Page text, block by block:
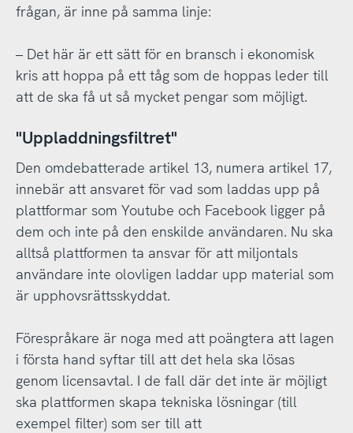
frågan, är inne på samma linje:
– Det här är ett sätt för en bransch i ekonomisk
kris att hoppa på ett tåg som de hoppas leder till
att de ska få ut så mycket pengar som möjligt.
"Uppladdningsfiltret"
Den omdebatterade artikel 13, numera artikel 17,
innebär att ansvaret för vad som laddas upp på
plattformar som Youtube och Facebook ligger på
dem och inte på den enskilde användaren. Nu ska
alltså plattformen ta ansvar för att miljontals
användare inte olovligen laddar upp material som
är upphovsrättsskyddat.
Förespråkare är noga med att poängtera att lagen
i första hand syftar till att det hela ska lösas
genom licensavtal. I de fall där det inte är möjligt
ska plattformen skapa tekniska lösningar (till
exempel filter) som ser till att